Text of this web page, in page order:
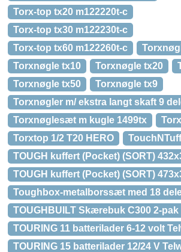
Torx-top tx20 m122220t-c
Torx-top tx30 m122230t-c
Torx-top tx60 m122260t-c
Torxnøgle tx10
Torxnøgle tx20
Torxnøgle tx50
Torxnøgle tx9
Torxnøgler m/ ekstra langt skaft 9
Torxnøglesæt m kugle 1499tx
Torxtop 1/2 T20 HERO
TOUGH kuffert (Pocket) (SORT)
TOUGH kuffert (Pocket) (SORT)
Toughbox-metalborssæt med 18 dele
TOUGHBUILT Skærebuk C300 2-pak
TOURING 11 batterilader 6-12 volt
TOURING 15 batterilader 12/24 V